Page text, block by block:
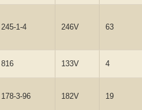
245-1-4 246V 63
816 133V 4
178-3-96 182V 19